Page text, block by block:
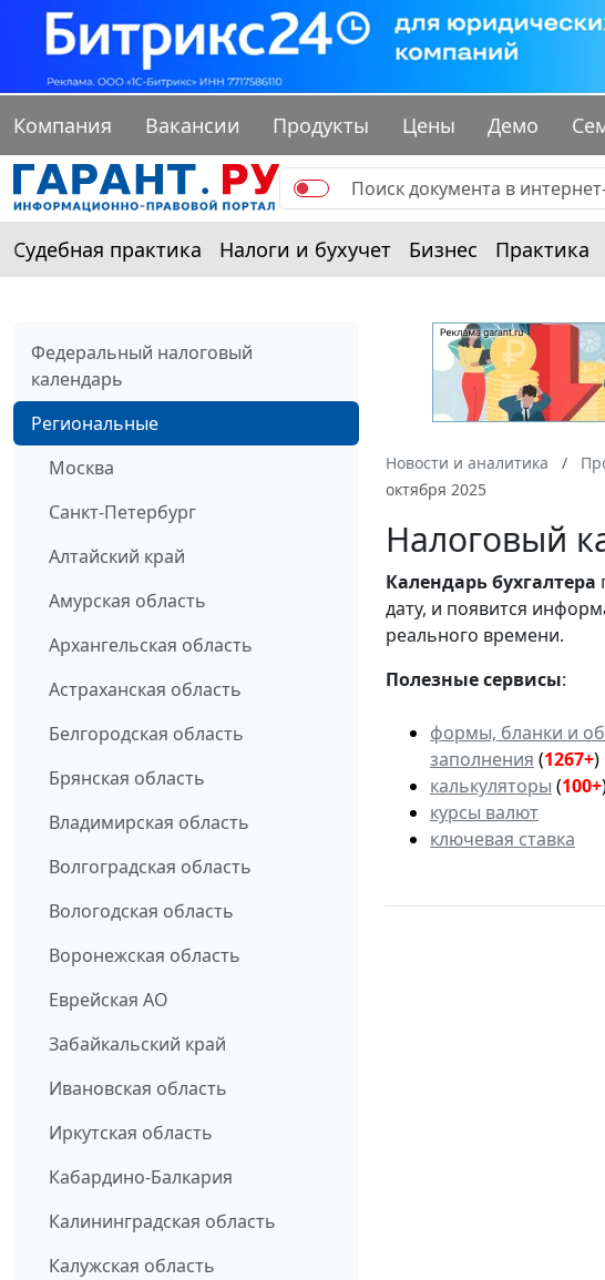
Компания Вакансии Продукты Цены Демо
Судебная практика Налоги и бухучет Бизнес Практика
Федеральный налоговый
календарь
Региональные
Москва
Санкт-Петербург
Алтайский край
Амурская область
Архангельская область
Астраханская область
Белгородская область
Брянская область
Владимирская область
Волгоградская область
Вологодская область
Воронежская область
Еврейская АО
Забайкальский край
Ивановская область
Иркутская область
Кабардино-Балкария
Калининградская область
Калужская область
Новости и аналитика
октября 2025
Налоговый
Календарьбухгалтера
дату, и появится
реального времени.
Полезные сервисы:
формы, бланки и
заполнения (1267+)
калькуляторы (100+
курсы валют
ключевая ставка